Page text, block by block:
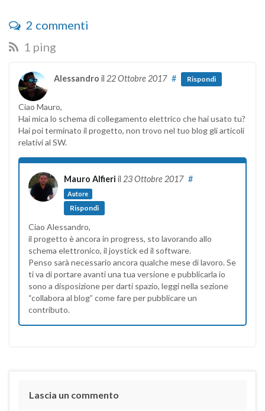
2 commenti
1 ping
Alessandro il 22 Ottobre 2017 # Rispondi
Ciao Mauro,
Hai mica lo schema di collegamento elettrico che hai usato tu?
Hai poi terminato il progetto, non trovo nel tuo blog gli articoli
relativi al SW.
Mauro Alfieri il 23 Ottobre 2017
Autore
#
Rispondi
Ciao Alessandro,
il progetto è ancora in progress, sto lavorando allo
schema elettronico, il joystick ed il software.
Penso sarà necessario ancora qualche mese di lavoro. Se
ti va di portare avanti una tua versione e pubblicarla io
sono a disposizione per darti spazio, leggi nella sezione
“collabora al blog” come fare per pubblicare un
contributo.
Lascia un commento